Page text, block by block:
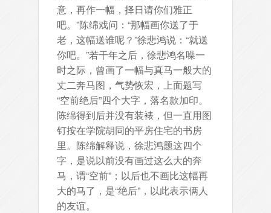
意，再作一幅，择日请你们雅正
吧。”陈绵戏问：“那幅画你送了于
老，这幅送谁呢？”徐悲鸿说：“就送
你吧。”若干年之后，徐悲鸿名噪一
时之际，曾画了一幅与真马一般大的
丈二奔马图，气势恢宏，上面题写
“空前绝后”四个大字，落名款加印。
陈绵得到后并没有装裱，但一直用图
钉按在学院胡同的平房住宅的书房
里。陈绵解释说，徐悲鸿题这四个
字，是说以前没有画过这么大的奔
马，谓“空前”；以后也不画比这幅再
大的马了，是“绝后”，以此表示俩人
的友谊。